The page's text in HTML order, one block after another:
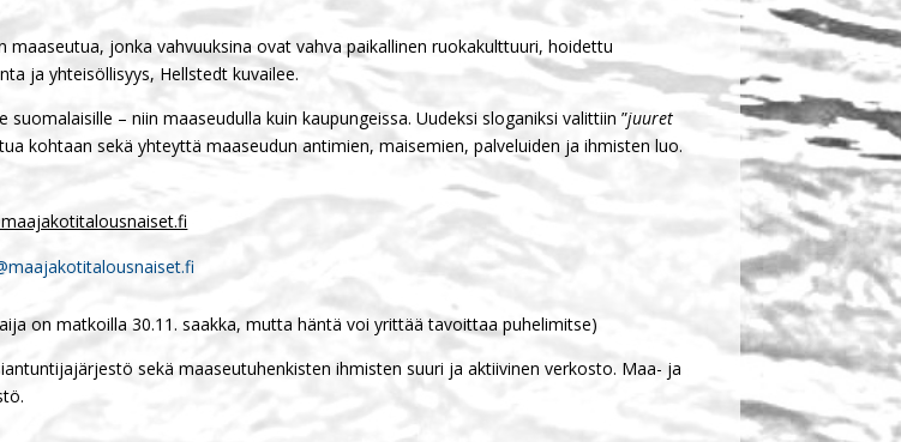
jonka vahvuuksina ovat vahva paikallinen ruokakulttuuri, hoidettu
ja yhteisöllisyys, Hellstedt kuvailee.
– niin maaseudulla kuin kaupungeissa. Uudeksi sloganiksi valittiin ”juuret
kohtaan sekä yhteyttä maaseudun antimien, maisemien, palveluiden ja ihmisten luo.
on matkoilla 30.11. saakka, mutta häntä voi yrittää tavoittaa puhelimitse)
sekä maaseutuhenkisten ihmisten suuri ja aktiivinen verkosto. Maa- ja